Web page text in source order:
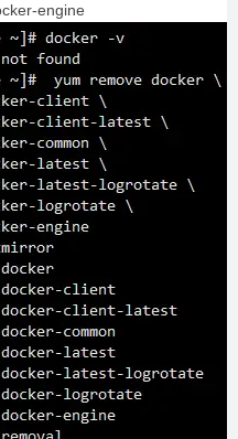
engine